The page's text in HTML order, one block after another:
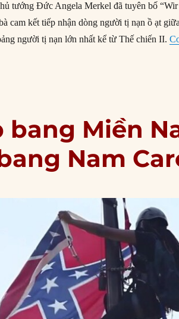
tướng Đức Angela Merkel đã tuyên bố “Wir
cam kết tiếp nhận dòng người tị nạn ồ ạt
người tị nạn lớn nhất kể từ Thế chiến II.
bang Miền
Nam